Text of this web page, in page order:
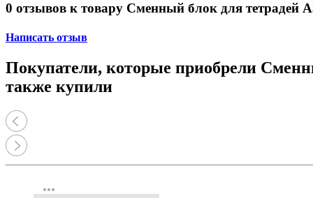
0 отзывов к товару Сменный блок для тетрадей
Написать отзыв
Покупатели, которые приобрели
также купили
more_horiz